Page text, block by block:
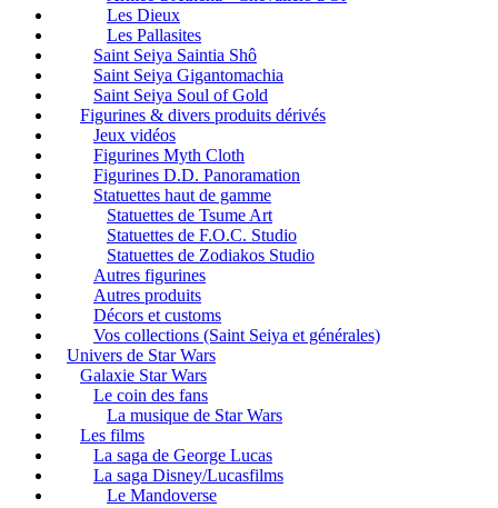
Les Dieux
Les Pallasites
Saint Seiya Saintia Shô
Saint Seiya Gigantomachia
Saint Seiya Soul of Gold
Figurines & divers produits dérivés
Jeux vidéos
Figurines Myth Cloth
Figurines D.D. Panoramation
Statuettes haut de gamme
Statuettes de Tsume Art
Statuettes de F.O.C. Studio
Statuettes de Zodiakos Studio
Autres figurines
Autres produits
Décors et customs
Vos collections (Saint Seiya et générales)
Univers de Star Wars
Galaxie Star Wars
Le coin des fans
La musique de Star Wars
Les films
La saga de George Lucas
La saga Disney/Lucasfilms
Le Mandoverse